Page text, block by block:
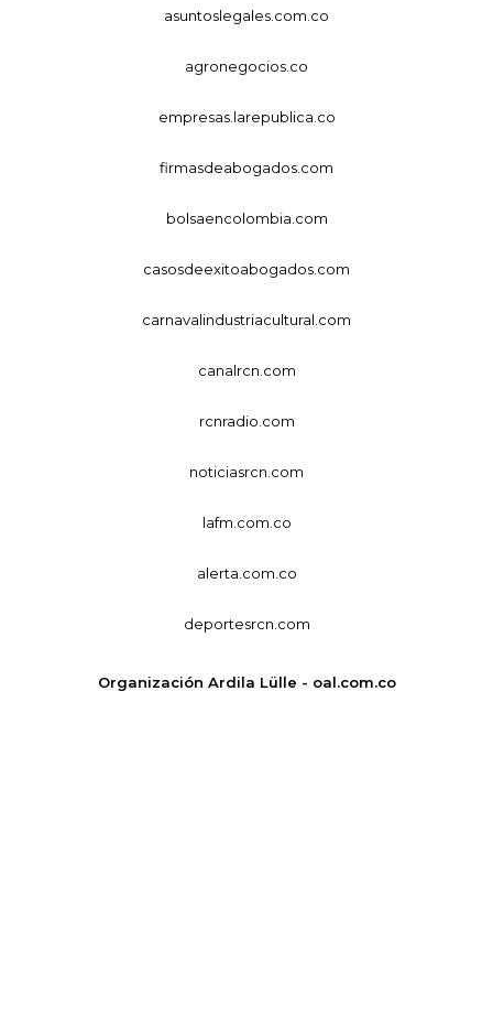
asuntoslegales.com.co
agronegocios.co
empresas.larepublica.co
firmasdeabogados.com
bolsaencolombia.com
casosdeexitoabogados.com
carnavalindustriacultural.com
canalrcn.com
rcnradio.com
noticiasrcn.com
lafm.com.co
alerta.com.co
deportesrcn.com
Organización Ardila Lülle - oal.com.co